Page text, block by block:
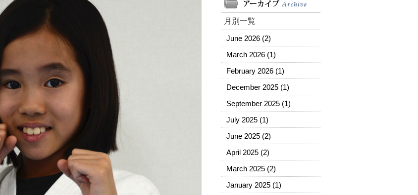
月別一覧
June 2026 (2)
March 2026 (1)
February 2026 (1)
December 2025 (1)
September 2025 (1)
July 2025 (1)
June 2025 (2)
April 2025 (2)
March 2025 (2)
January 2025 (1)